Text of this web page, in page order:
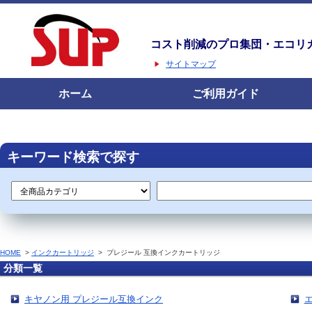
コスト削減のプロ集団・エコリ
サイトマップ
ホーム ご利用ガイド
キーワード検索で探す
HOME > インクカートリッジ > プレジール 互換インクカートリッジ
分類一覧
キヤノン用 プレジール互換インク